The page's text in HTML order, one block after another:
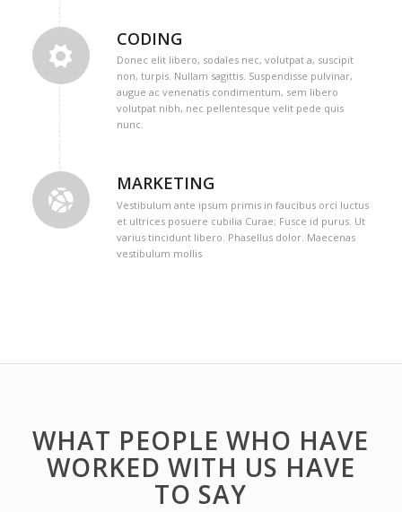
CODING
Donec elit libero, sodales nec, volutpat a, suscipit
non, turpis. Nullam sagittis. Suspendisse pulvinar,
augue ac venenatis condimentum, sem libero
volutpat nibh, nec pellentesque velit pede quis
nunc.
MARKETING
Vestibulum ante ipsum primis in faucibus orci luctus
et ultrices posuere cubilia Curae; Fusce id purus. Ut
varius tincidunt libero. Phasellus dolor. Maecenas
vestibulum mollis
WHAT PEOPLE WHO HAVE
WORKED WITH US HAVE
TO SAY